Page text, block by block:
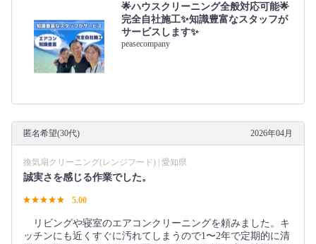
🌟ハウスクリーニング全般対応可能🌟
完全自社施工✨知識豊富なスタッフが
サービスします✨
peasecompany
匿名希望(30代) 2026年04月
換気扇クリーニング(レンジフード) | 愛知県
誠実さを感じる作業でした。
5.00
リビングや寝室のエアコンクリーニングを頼みました。キ
ッチンにも近くすぐに汚れてしまうので1〜2年で定期的に清